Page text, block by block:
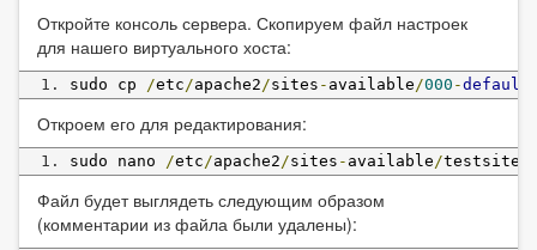
Откройте консоль сервера. Скопируем файл настроек
для нашего виртуального хоста:
sudo cp /etc /apache2 /sites - available /000 -default
Откроем его для редактирования:
sudo nano /etc /apache2 /sites - available /testsite
Файл будет выглядеть следующим образом
(комментарии из файла были удалены):